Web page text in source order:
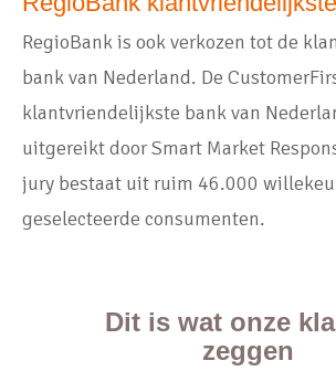
RegioBank is ook verkozen tot de
bank van Nederland. De
klantvriendelijkste bank van
uitgereikt door Smart Market
jury bestaat uit ruim 46.000
geselecteerde consumenten.